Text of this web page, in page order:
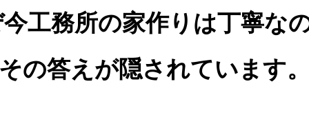
工務所の家作りは丁寧な
の答えが隠されています